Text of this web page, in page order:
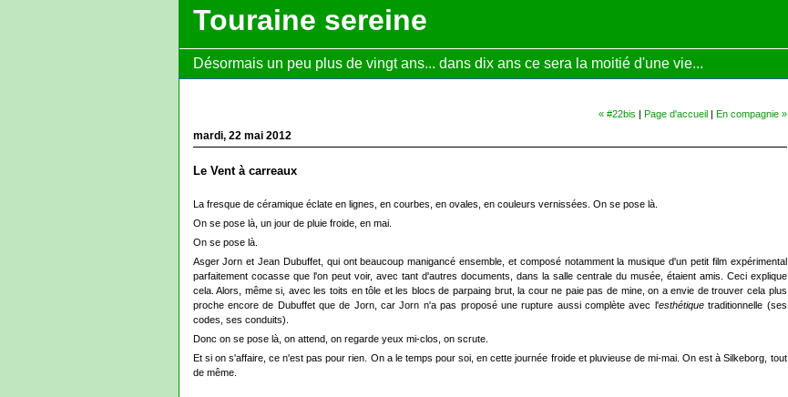
Touraine sereine
Désormais un peu plus de vingt ans... dans dix ans ce sera la moitié d'une vie...
« #22bis | Page d'accueil| En compagnie »
mardi, 22 mai 2012
Le Vent à carreaux
La fresque de céramique éclate en lignes, en courbes, en ovales, en couleurs vernissées. On se pose là.
On se pose là, un jour de pluie froide, en mai.
On se pose là.
Asger Jorn et Jean Dubuffet, qui ont beaucoup manigancé ensemble, et composé notamment la musique d'un petit film expérimental
parfaitement cocasse que l'on peut voir, avec tant d'autres documents, dans la salle centrale du musée, étaient amis. Ceci explique
cela. Alors, même si, avec les toits en tôle et les blocs de parpaing brut, la cour ne paie pas de mine, on a envie de trouver cela plus
proche encore de Dubuffet que de Jorn, car Jorn n'a pas proposé une rupture aussi complète avec l'esthétiquetraditionnelle (ses
codes, ses conduits).
Donc on se pose là, on attend, on regarde yeux mi-clos, on scrute.
Et si on s'affaire, ce n'est pas pour rien. On a le temps pour soi, en cette journée froide et pluvieuse de mi-mai. On est à Silkeborg, tout
de même.